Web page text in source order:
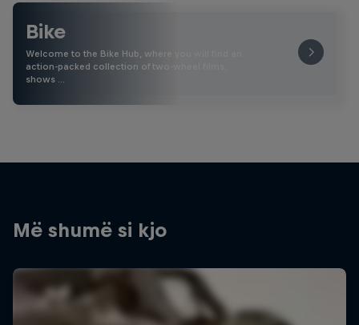
Bike
Welcome to the Bike Hub, where you will find an
action-packed collection of two-wheel films,
shows …
Më shumë si kjo